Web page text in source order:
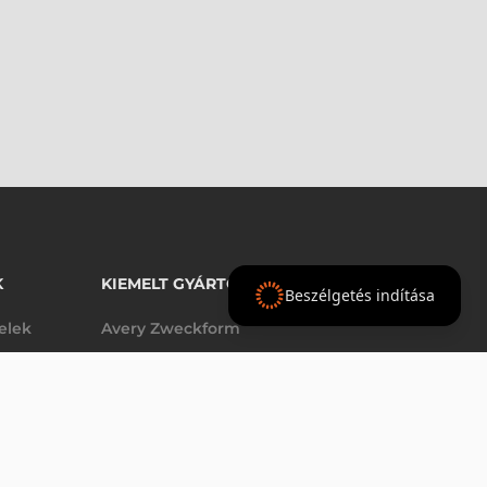
KIEMELT GYÁRTÓINK
Avery Zweckform
Beszélgetés indítása